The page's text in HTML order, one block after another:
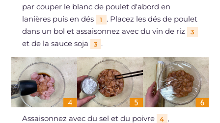
par couper le blanc de poulet d'abord en
lanières puis en dés
1
. Placez les dés de poulet
dans un bol et assaisonnez avec du vin de riz
3
et de la sauce soja 3 .
Assaisonnez avec du sel et du poivre 4 ,